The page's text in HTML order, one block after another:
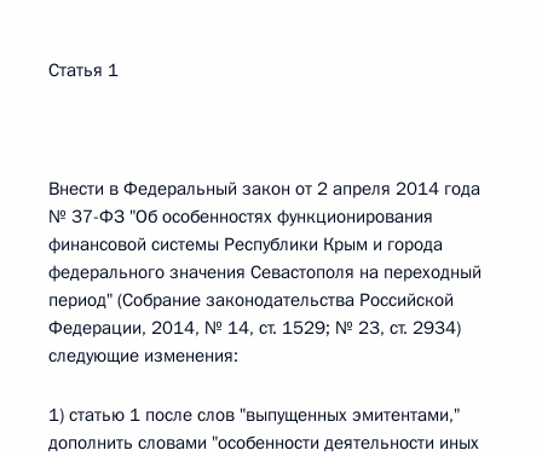
Статья 1
Внести в Федеральный закон от 2 апреля 2014 года
№ 37-ФЗ "Об особенностях функционирования
финансовой системы Республики Крым и города
федерального значения Севастополя на переходный
период" (Собрание законодательства Российской
Федерации, 2014, № 14, ст. 1529; № 23, ст. 2934)
следующие изменения:
1) статью 1 после слов "выпущенных эмитентами,"
дополнить словами "особенности деятельности иных